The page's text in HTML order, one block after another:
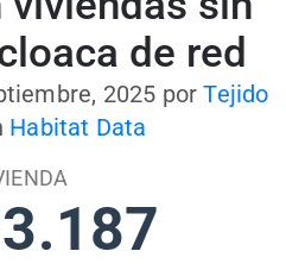
de red
2025 porTejido
Habitat Data